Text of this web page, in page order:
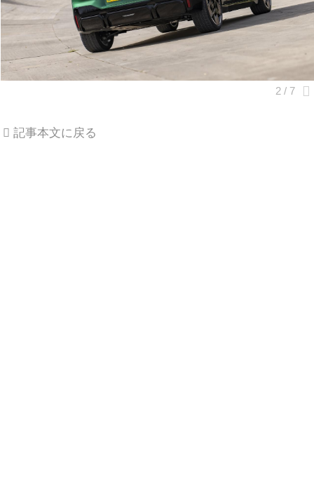
記事本文に戻る